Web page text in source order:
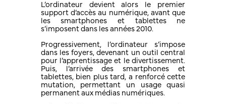
L’ordinateur devient alors le premier
support d’accès au numérique, avant que
les smartphones et tablettes ne
s’imposent dans les années 2010.
Progressivement, l’ordinateur s’impose
dans les foyers, devenant un outil central
pour l’apprentissage et le divertissement.
Puis, l’arrivée des smartphones et
tablettes, bien plus tard, a renforcé cette
mutation, permettant un usage quasi
permanent aux médias numériques.